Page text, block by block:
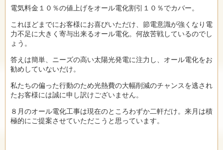
電気料金１０％の値上げをオール電化割引１０％でカバー。
これほどまでにお客様にお喜びいただけ、節電意識が強くなり電
力不足に大きく寄与出来るオール電化。何故苦戦しているのでし
ょう。
答えは簡単、ニーズの高い太陽光発電に注力し、オール電化をお
勧めしていないだけ。
私たちの偏った行動のため光熱費の大幅削減のチャンスを逃され
たお客様には誠に申し訳けございません。
８月のオール電化工事は現在のところわずか二軒だけ。来月は積
極的にご提案させていただこうと思っています。